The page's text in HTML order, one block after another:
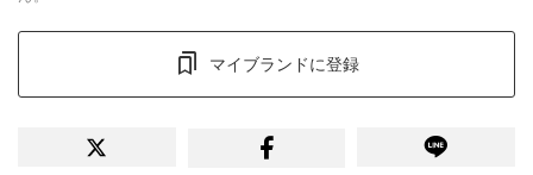
マイブランドに登録